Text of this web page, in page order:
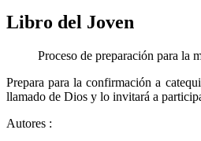
Libro del Joven
Proceso de preparación para la
Prepara para la confirmación a
llamado de Dios y lo invitará a
Autores :